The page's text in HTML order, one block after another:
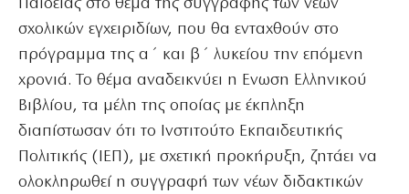
Παιδείας στο θέμα της συγγραφής των νέων
σχολικών εγχειριδίων, που θα ενταχθούν στο
πρόγραμμα της α΄ και β΄ λυκείου την επόμενη
χρονιά. Το θέμα αναδεικνύει η Ενωση Ελληνικού
Βιβλίου, τα μέλη της οποίας με έκπληξη
διαπίστωσαν ότι το Ινστιτούτο Εκπαιδευτικής
Πολιτικής (ΙΕΠ), με σχετική προκήρυξη, ζητάει να
ολοκληρωθεί η συγγραφή των νέων διδακτικών